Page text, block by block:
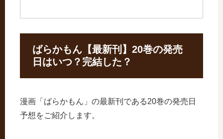
ばらかもん【最新刊】20巻の発売
日はいつ？完結した？
漫画「ばらかもん」の最新刊である20巻の発売日
予想をご紹介します。